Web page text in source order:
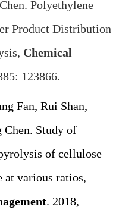
Polyethylene
Product Distribution
Chemical
123866.
Fan, Rui Shan,
Chen. Study of
of cellulose
at various ratios,
. 2018,